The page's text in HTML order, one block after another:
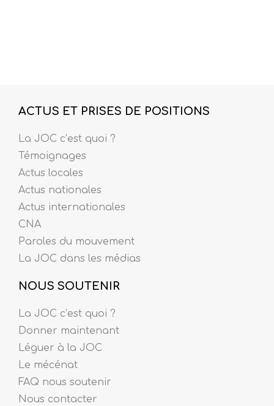
ACTUS ET PRISES DE POSITIONS
La JOC c’est quoi ?
Témoignages
Actus locales
Actus nationales
Actus internationales
CNA
Paroles du mouvement
La JOC dans les médias
NOUS SOUTENIR
La JOC c’est quoi ?
Donner maintenant
Léguer à la JOC
Le mécénat
FAQ nous soutenir
Nous contacter